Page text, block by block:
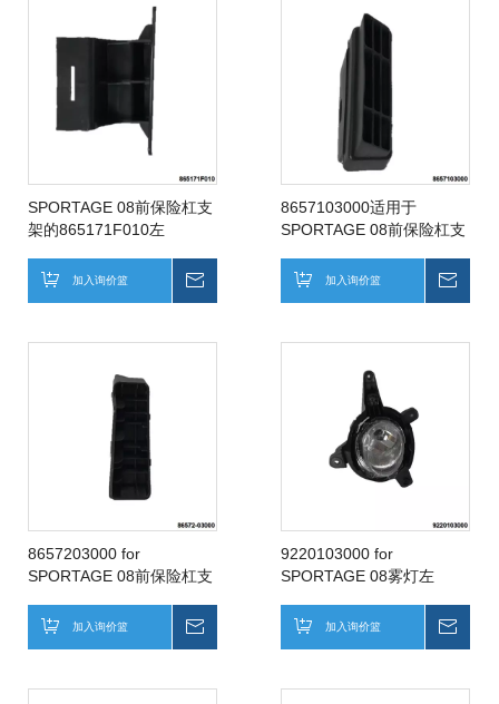
SPORTAGE 08前保险杠支
架的865171F010左
加入询价篮
8657103000适用于
SPORTAGE 08前保险杠支
加入询价篮
8657203000 for
SPORTAGE 08前保险杠支
加入询价篮
9220103000 for
SPORTAGE 08雾灯左
加入询价篮